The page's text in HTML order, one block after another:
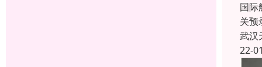
国际
关预
武汉
22-